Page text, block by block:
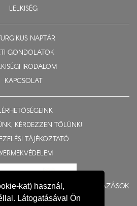
kat) használ,
Látogatásával Ön
LELKISÉG
NAPTÁR
GONDOLATOK
IRODALOM
KAPCSOLAT
KÉRDEZZEN TŐLÜNK!
TÁJÉKOZTATÓ
BERUHÁZÁSOK